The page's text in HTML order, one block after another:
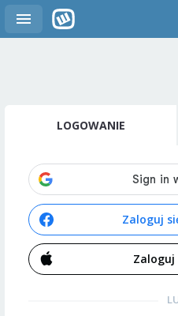
LOGOWANIE
Zaloguj
Zaloguj